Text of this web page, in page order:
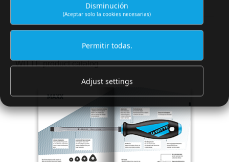
DIGITAL CATALOG
WITTE product catalog
Disminución
(Aceptar solo la cookies necesarias)
Permitir todas.
Adjust settings